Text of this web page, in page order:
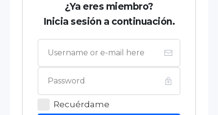
¿Ya eres miembro?
Inicia sesión a continuación.
Recuérdame